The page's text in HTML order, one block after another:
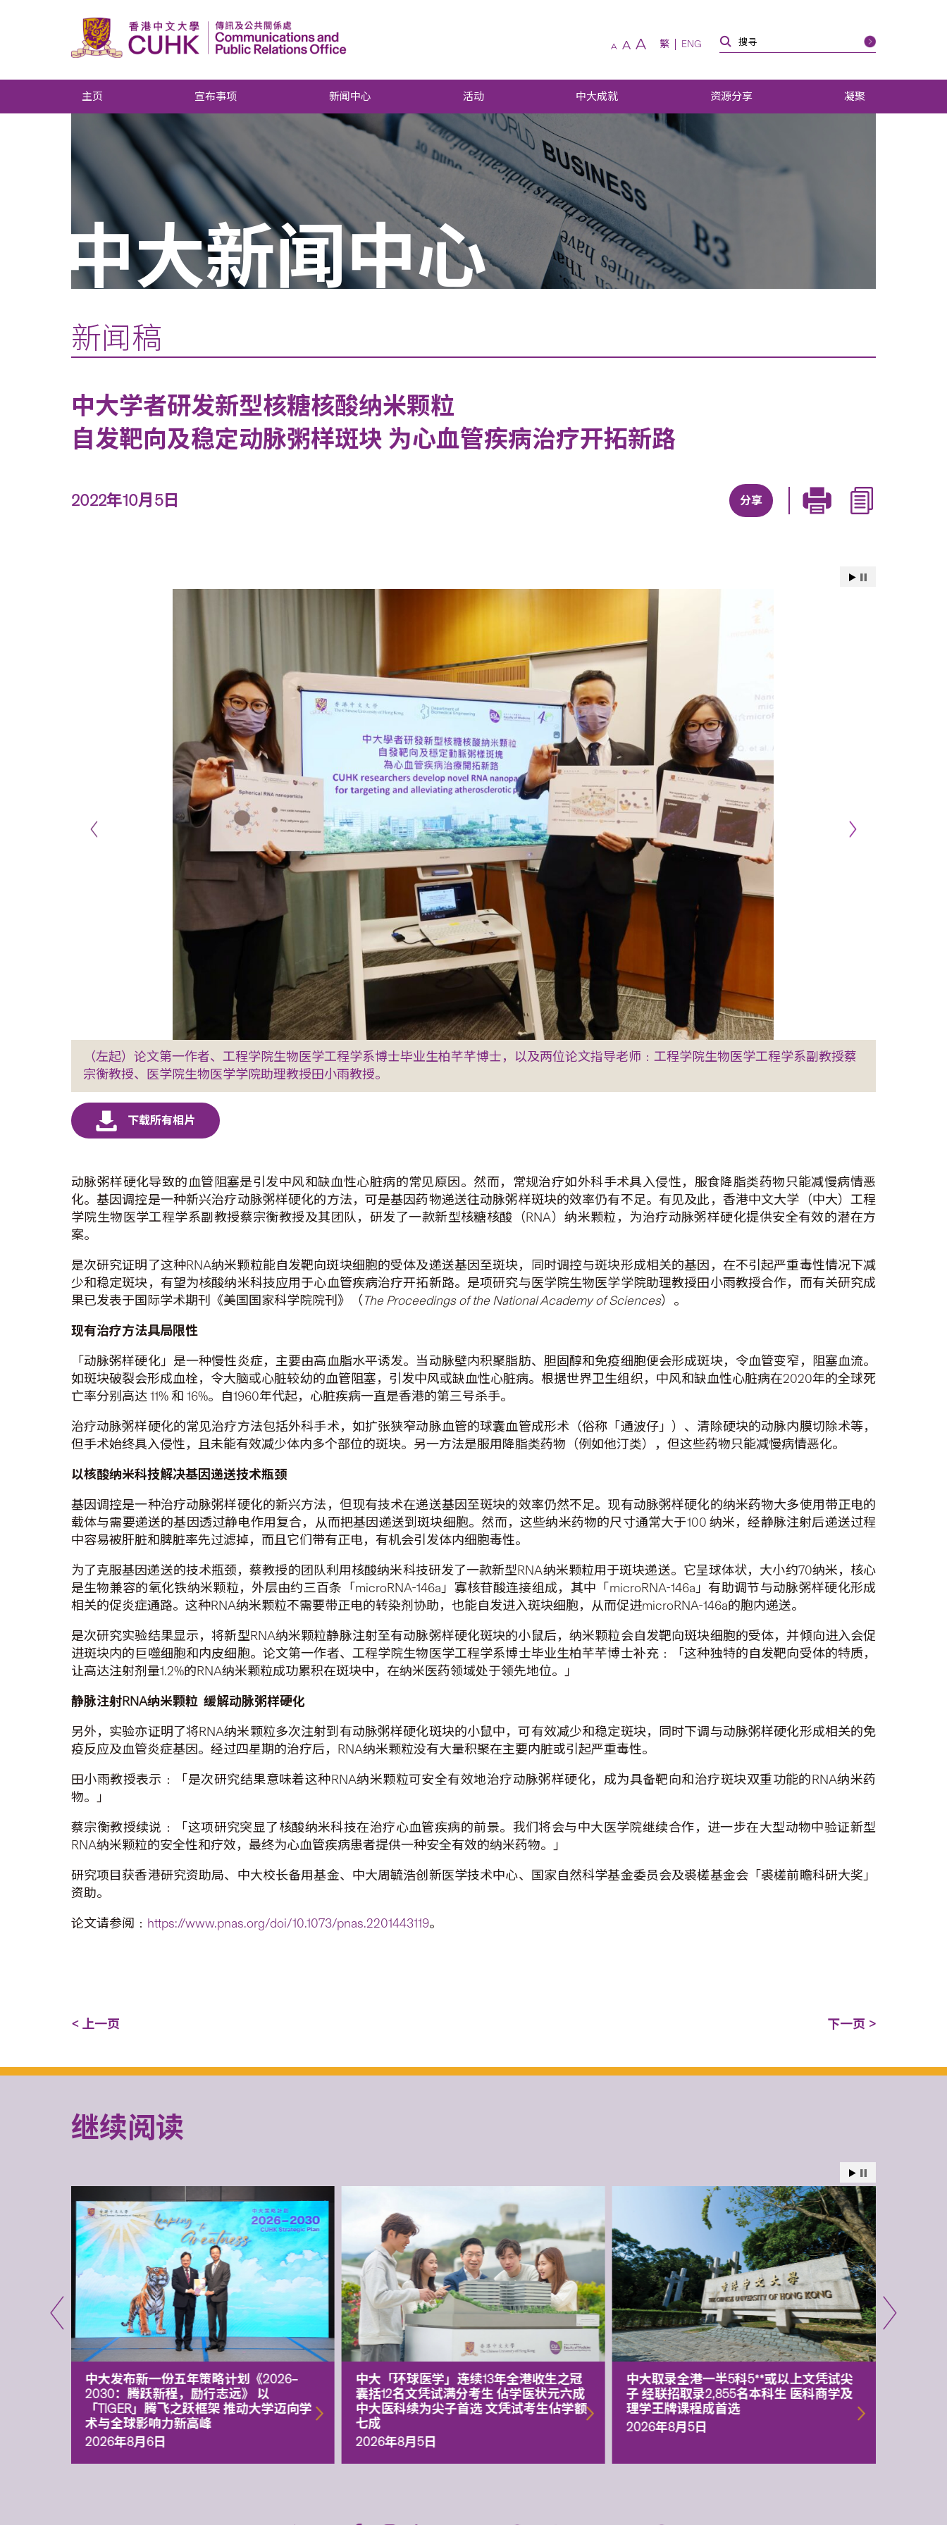
A A A 繁 ENG
主页 宣布事项 新闻中心 活动 中大成就 资源分享 凝聚
中大新闻中心
新闻稿
中大学者研发新型核糖核酸纳米颗粒
自发靶向及稳定动脉粥样斑块 为心血管疾病治疗开拓新路
2022年10月5日 分享
（左起）论文第一作者、工程学院生物医学工程学系博士毕业生柏芊芊博士，以及两位论文指导老师﹕工程学院生物医学工程学系副教授蔡
宗衡教授、医学院生物医学学院助理教授田小雨教授。
动脉粥样硬化导致的血管阻塞是引发中风和缺血性心脏病的常见原因。然而，常规治疗如外科手术具入侵性，服食降脂类药物只能减慢病情恶
化。基因调控是一种新兴治疗动脉粥样硬化的方法，可是基因药物递送往动脉粥样斑块的效率仍有不足。有见及此，香港中文大学（中大）工程
学院生物医学工程学系副教授蔡宗衡教授及其团队，研发了一款新型核糖核酸（RNA）纳米颗粒，为治疗动脉粥样硬化提供安全有效的潜在方
案。
是次研究证明了这种RNA纳米颗粒能自发靶向斑块细胞的受体及递送基因至斑块，同时调控与斑块形成相关的基因，在不引起严重毒性情况下减
少和稳定斑块，有望为核酸纳米科技应用于心血管疾病治疗开拓新路。是项研究与医学院生物医学学院助理教授田小雨教授合作，而有关研究成
果已发表于国际学术期刊《美国国家科学院院刊》（The Proceedings of the National Academy of Sciences）。
现有治疗方法具局限性
「动脉粥样硬化」是一种慢性炎症，主要由高血脂水平诱发。当动脉壁内积聚脂肪、胆固醇和免疫细胞便会形成斑块，令血管变窄，阻塞血流。
如斑块破裂会形成血栓，令大脑或心脏较幼的血管阻塞，引发中风或缺血性心脏病。根据世界卫生组织，中风和缺血性心脏病在2020年的全球死
亡率分别高达 11% 和 16%。自1960年代起，心脏疾病一直是香港的第三号杀手。
治疗动脉粥样硬化的常见治疗方法包括外科手术，如扩张狭窄动脉血管的球囊血管成形术（俗称「通波仔」）、清除硬块的动脉内膜切除术等，
但手术始终具入侵性，且未能有效减少体内多个部位的斑块。另一方法是服用降脂类药物（例如他汀类），但这些药物只能减慢病情恶化。
以核酸纳米科技解决基因递送技术瓶颈
基因调控是一种治疗动脉粥样硬化的新兴方法，但现有技术在递送基因至斑块的效率仍然不足。现有动脉粥样硬化的纳米药物大多使用带正电的
载体与需要递送的基因透过静电作用复合，从而把基因递送到斑块细胞。然而，这些纳米药物的尺寸通常大于100 纳米，经静脉注射后递送过程
中容易被肝脏和脾脏率先过滤掉，而且它们带有正电，有机会引发体内细胞毒性。
为了克服基因递送的技术瓶颈，蔡教授的团队利用核酸纳米科技研发了一款新型RNA纳米颗粒用于斑块递送。它呈球体状，大小约70纳米，核心
是生物兼容的氧化铁纳米颗粒，外层由约三百条「microRNA-146a」寡核苷酸连接组成，其中「microRNA-146a」有助调节与动脉粥样硬化形成
相关的促炎症通路。这种RNA纳米颗粒不需要带正电的转染剂协助，也能自发进入斑块细胞，从而促进microRNA-146a的胞内递送。
是次研究实验结果显示，将新型RNA纳米颗粒静脉注射至有动脉粥样硬化斑块的小鼠后，纳米颗粒会自发靶向斑块细胞的受体，并倾向进入会促
进斑块内的巨噬细胞和内皮细胞。论文第一作者、工程学院生物医学工程学系博士毕业生柏芊芊博士补充﹕「这种独特的自发靶向受体的特质，
让高达注射剂量1.2%的RNA纳米颗粒成功累积在斑块中，在纳米医药领域处于领先地位。」
静脉注射RNA纳米颗粒 缓解动脉粥样硬化
另外，实验亦证明了将RNA纳米颗粒多次注射到有动脉粥样硬化斑块的小鼠中，可有效减少和稳定斑块，同时下调与动脉粥样硬化形成相关的免
疫反应及血管炎症基因。经过四星期的治疗后，RNA纳米颗粒没有大量积聚在主要内脏或引起严重毒性。
田小雨教授表示﹕「是次研究结果意味着这种RNA纳米颗粒可安全有效地治疗动脉粥样硬化，成为具备靶向和治疗斑块双重功能的RNA纳米药
物。」
蔡宗衡教授续说﹕「这项研究突显了核酸纳米科技在治疗心血管疾病的前景。我们将会与中大医学院继续合作，进一步在大型动物中验证新型
RNA纳米颗粒的安全性和疗效，最终为心血管疾病患者提供一种安全有效的纳米药物。」
研究项目获香港研究资助局、中大校长备用基金、中大周毓浩创新医学技术中心、国家自然科学基金委员会及裘槎基金会「裘槎前瞻科研大奖」
资助。
论文请参阅﹕ https://www.pnas.org/doi/10.1073/pnas.2201443119。
< 上一页 下一页 >
继续阅读
中大发布新一份五年策略计划《2026‒
2030：腾跃新程，励行志远》 以
「TIGER」腾飞之跃框架 推动大学迈向学
术与全球影响力新高峰
2026年8月6日
中大「环球医学」连续13年全港收生之冠
囊括12名文凭试满分考生 佔学医状元六成
中大医科续为尖子首选 文凭试考生佔学额
七成
2026年8月5日
中大取录全港一半5科5**或以上文凭试尖
子 经联招取录2,855名本科生 医科商学及
理学王牌课程成首选
2026年8月5日